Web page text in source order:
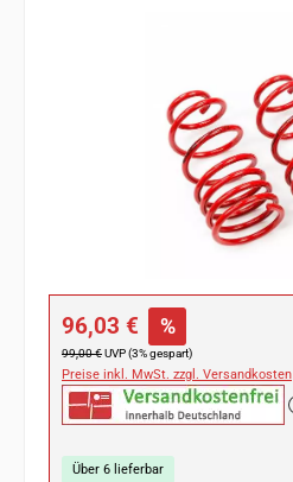
Verkaufspreis:
96,03 € %
Regulärer Preis:
99,00 €UVP (3% gespart)
Preise inkl. MwSt. zzgl. Versandkosten
Über 6 lieferbar